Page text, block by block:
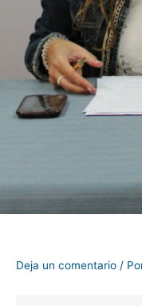
Deja un comentario /